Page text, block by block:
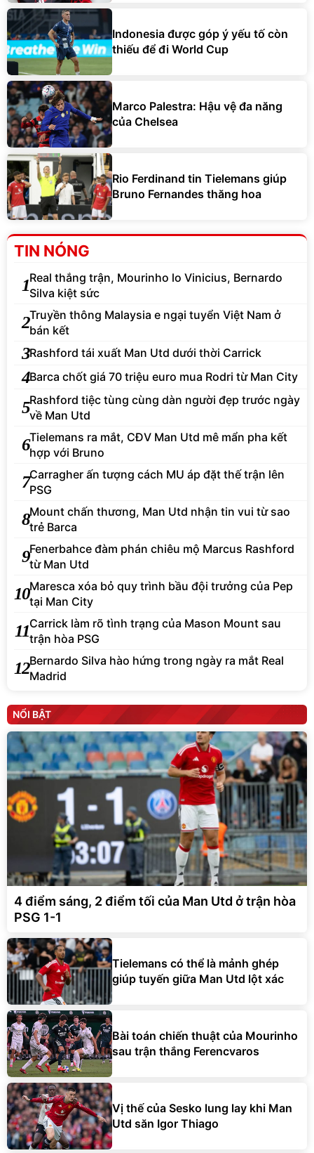
Indonesia được góp ý yếu tố còn
thiếu để đi World Cup
Marco Palestra: Hậu vệ đa năng
của Chelsea
Rio Ferdinand tin Tielemans giúp
Bruno Fernandes thăng hoa
TIN NÓNG
1Real thắng trận, Mourinho lo Vinicius, Bernardo
Silva kiệt sức
2Truyền thông Malaysia e ngại tuyển Việt Nam ở
bán kết
3Rashford tái xuất Man Utd dưới thời Carrick
4Barca chốt giá 70 triệu euro mua Rodri từ Man City
5Rashford tiệc tùng cùng dàn người đẹp trước ngày
về Man Utd
6Tielemans ra mắt, CĐV Man Utd mê mẩn pha kết
hợp với Bruno
7Carragher ấn tượng cách MU áp đặt thế trận lên
PSG
8Mount chấn thương, Man Utd nhận tin vui từ sao
trẻ Barca
9Fenerbahce đàm phán chiêu mộ Marcus Rashford
từ Man Utd
10Maresca xóa bỏ quy trình bầu đội trưởng của Pep
tại Man City
11Carrick làm rõ tình trạng của Mason Mount sau
trận hòa PSG
12Bernardo Silva hào hứng trong ngày ra mắt Real
Madrid
NỔI BẬT
4 điểm sáng, 2 điểm tối của Man Utd ở trận hòa
PSG 1-1
Tielemans có thể là mảnh ghép
giúp tuyến giữa Man Utd lột xác
Bài toán chiến thuật của Mourinho
sau trận thắng Ferencvaros
Vị thế của Sesko lung lay khi Man
Utd săn Igor Thiago